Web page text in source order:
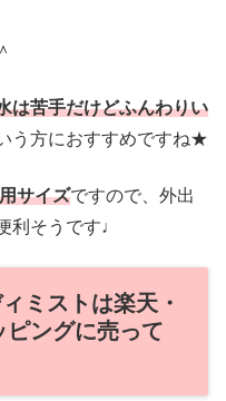
は苦手だけどふんわりい
う方におすすめですね★
サイズですので、外出
利そうです♩
ミストは楽天・
ングに売って